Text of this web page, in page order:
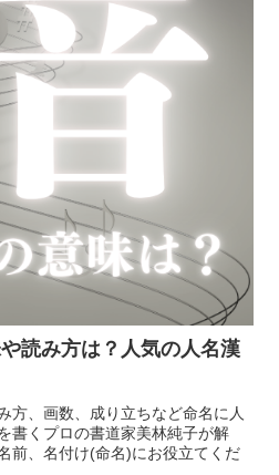
や読み方は？人気の人名漢
方、画数、成り立ちなど命名に人
書くプロの書道家美林純子が解
前、名付け(命名)にお役立てくだ